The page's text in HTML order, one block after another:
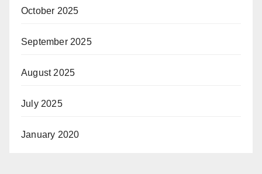
October 2025
September 2025
August 2025
July 2025
January 2020